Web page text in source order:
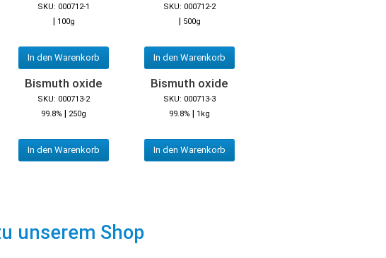
SKU: 000712-1
| 100g
In den Warenkorb
SKU: 000712-2
| 500g
In den Warenkorb
Bismuth oxide
SKU: 000713-2
99.8% | 250g
In den Warenkorb
Bismuth oxide
SKU: 000713-3
99.8% | 1kg
In den Warenkorb
unserem Shop